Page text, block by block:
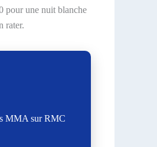
pour une nuit blanche
rater.
MMA sur RMC